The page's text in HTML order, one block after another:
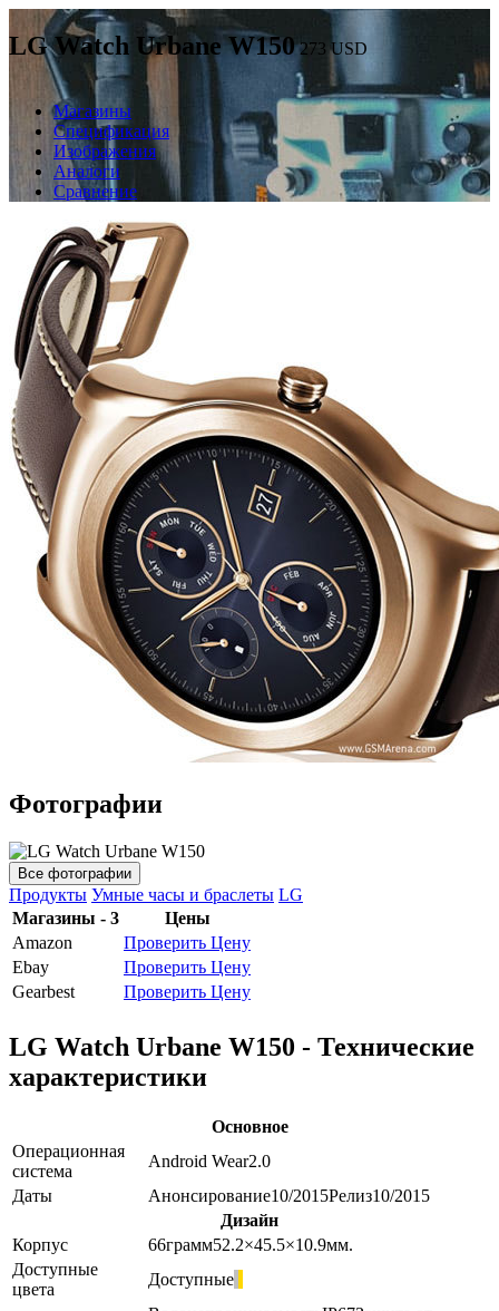
LG Watch Urbane W150 273USD
Магазины
Спецификация
Изображения
Аналоги
Сравнение
Фотографии
Все фотографии
Продукты Умные часы и браслеты LG
Магазины - 3
Цены
Amazon
Проверить Цену
Ebay
Проверить Цену
Gearbest
Проверить Цену
LG Watch Urbane W150 - Технические
характеристики
Основное
Операционная
система
Android Wear2.0
Даты
Анонсирование10/2015Релиз10/2015
Дизайн
Корпус
66грамм52.2×45.5×10.9мм.
Доступные
цвета
Доступные